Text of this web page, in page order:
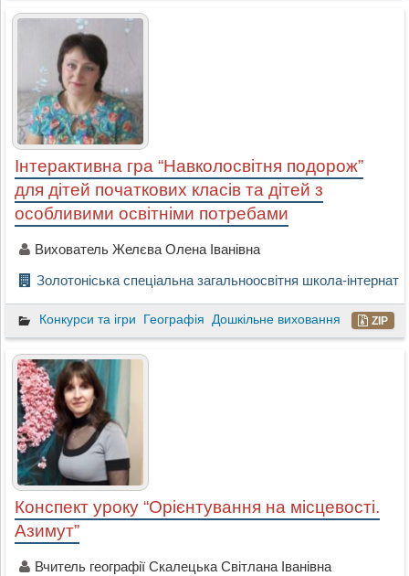
Інтерактивна гра “Навколосвітня подорож”
для дітей початкових класів та дітей з
особливими освітніми потребами
Вихователь Желєва Олена Іванівна
Золотоніська спеціальна загальноосвітня школа-інтернат
Конкурси та ігри Географія Дошкільне виховання ZIP
Конспект уроку “Орієнтування на місцевості.
Азимут”
Вчитель географії Скалецька Світлана Іванівна